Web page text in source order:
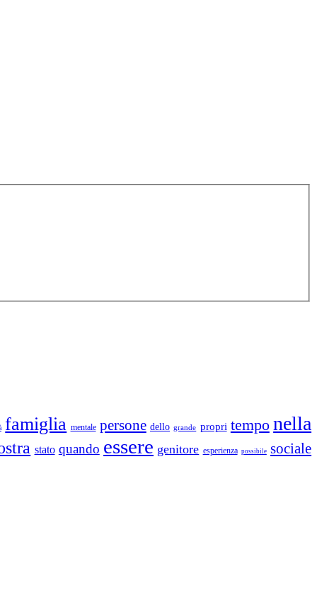
famiglia mentale persone dello grande propri tempo nella
stato quando essere genitore esperienza possibile sociale